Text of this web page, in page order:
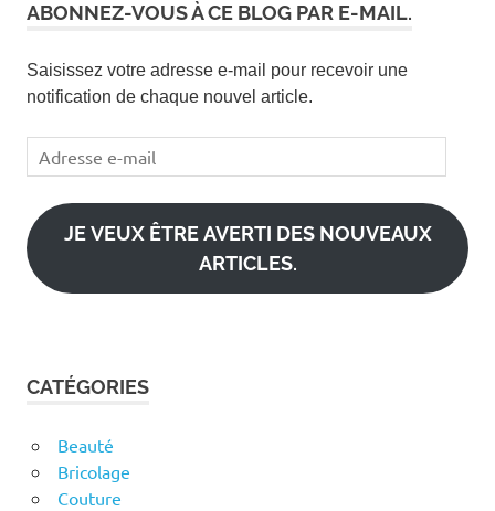
ABONNEZ-VOUS À CE BLOG PAR E-MAIL.
Saisissez votre adresse e-mail pour recevoir une
notification de chaque nouvel article.
Adresse
e-
mail
JE VEUX ÊTRE AVERTI DES NOUVEAUX
ARTICLES.
CATÉGORIES
Beauté
Bricolage
Couture